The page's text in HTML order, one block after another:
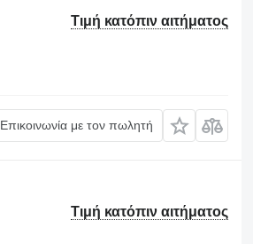
Τιμή κατόπιν αιτήματος
Επικοινωνία με τον πωλητή
Τιμή κατόπιν αιτήματος